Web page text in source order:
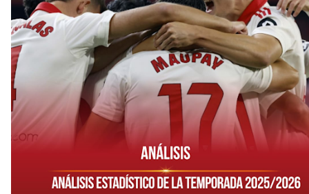
Miguel Sierra: La temporada pasada se vio
reflejado que podemos tirar para delante y
trabajamos con ilusión
Diomande ya es madridista mientras Rodri agita el
mercado
OFICIAL | Juanlu se marcha al Bournemouth